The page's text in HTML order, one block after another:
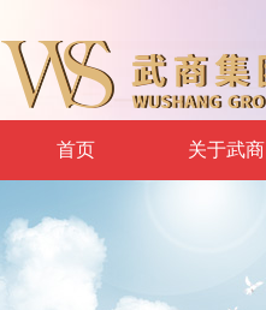
首页 关于武商